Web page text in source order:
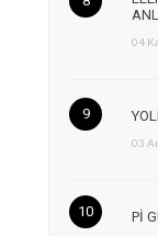
04
03
Pİ